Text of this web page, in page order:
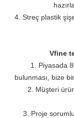
4. Streç plastik
Vfine
1. Piyasada
bulunması, bize
2. Müşteri
3. Proje